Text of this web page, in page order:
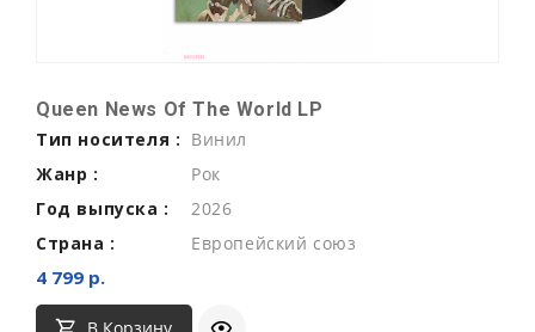
Queen News Of The World LP
Тип носителя : Винил
Жанр :
Рок
Год выпуска :
2026
Страна :
Европейский союз
4 799 р.